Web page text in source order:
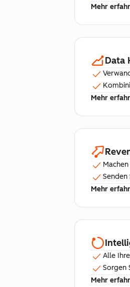
Mehr
Data
Mehr
Senden
Mehr
Alle
Sorgen
Mehr